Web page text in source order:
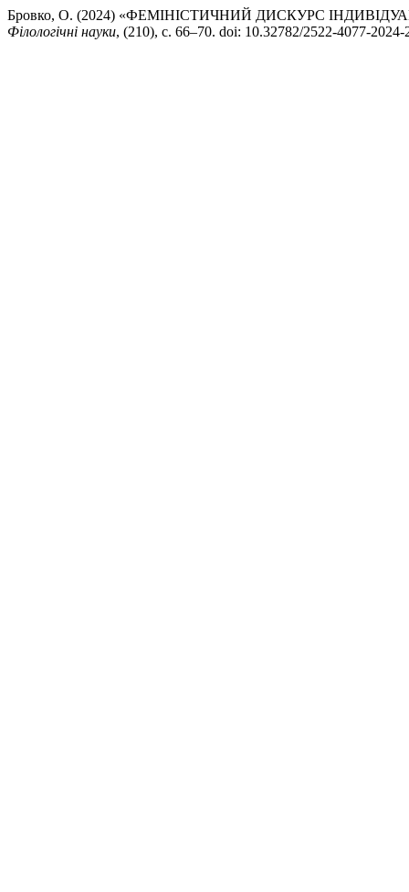
Бровко, О. (2024) «ФЕМІНІСТИЧНИЙ ДИСКУРС
Філологічні науки, (210), с. 66–70. doi: 10.32782/2522-4077-2024-